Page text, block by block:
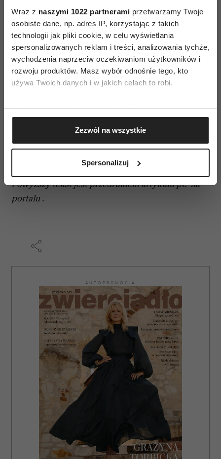
Wraz z naszymi 1022 partnerami przetwarzamy Twoje
osobiste dane, np. adres IP, korzystając z takich
technologii jak pliki cookie, w celu wyświetlania
spersonalizowanych reklam i treści, analizowania tychże,
wychodzenia naprzeciw oczekiwaniom użytkowników i
rozwoju produktów. Masz wybór odnośnie tego, kto
używa Twoich danych i w jakich celach to robi.
Jeśli wyrazisz na to zgodę, chcielibyśmy również:
Gromadzić dane dotyczące Twojej lokalizacji
geograficznej z dokładnością nawet do kilku metrów
Identyfikować Twoje urządzenie, aktywnie
(fingerprinting, czyli wirtualny odcisk palca)
sekcji szczegółów
Wykorzystujemy pliki cookie do spersonalizowania treści
i reklam, aby oferować funkcje społecznościowe i
społecznościowym, reklamowym i analitycznym.
Partnerzy mogą połączyć te informacje z innymi danymi
otrzymanymi od Ciebie lub uzyskanymi podczas
korzystania z ich usług.
Zezwól na wszystkie
Spersonalizuj
odpieluszkowego odparzenia
skóry
Odpieluszkowe odparzenie skóry może wystąpić
u każdego dziecka. Jeśli tak się stanie, należy
zadbać o:
przywrócenia skórze pierwotnego stanu.
Ochronę skóry przed dalszym działaniem
czynników drażniących oraz zapewnienie
odpowiedniej pielęgnacji.
Powyższy tekst jest przedrukiem artykułu pt. na
portalu .
AUTOPROMOCJA